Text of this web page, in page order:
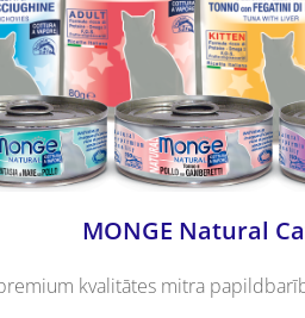
MONGE Natural
kvalitātes mitra